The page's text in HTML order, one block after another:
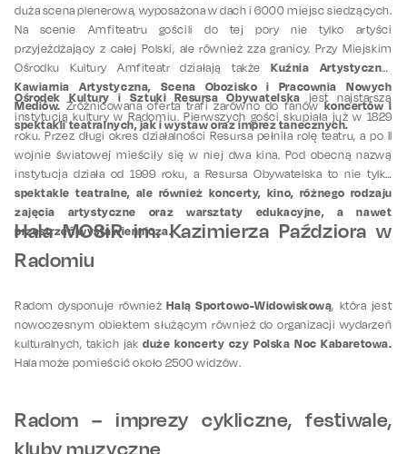
duża scena plenerowa, wyposażona w dach i 6000 miejsc siedzących.
Na scenie Amfiteatru gościli do tej pory nie tylko artyści
przyjeżdżający z całej Polski, ale również zza granicy. Przy Miejskim
Ośrodku Kultury Amfiteatr działają także Kuźnia Artystyczna,
Kawiarnia Artystyczna, Scena Obozisko i Pracownia Nowych
Mediów. Zróżnicowana oferta trafi zarówno do fanówkoncertów i
spektakli teatralnych, jak i wystaw oraz imprez tanecznych.
Ośrodek Kultury i Sztuki Resursa Obywatelska jest najstarszą
instytucją kultury w Radomiu. Pierwszych gości skupiała już w 1829
roku. Przez długi okres działalności Resursa pełniła rolę teatru, a po II
wojnie światowej mieściły się w niej dwa kina. Pod obecną nazwą
instytucja działa od 1999 roku, a Resursa Obywatelska to nie tylko
spektakle teatralne, ale również koncerty, kino, różnego rodzaju
zajęcia artystyczne oraz warsztaty edukacyjne, a nawet
przestrzeń wystawiennicza.
Hala MOSiR im. Kazimierza Paździora w
Radomiu
Radom dysponuje równieżHalą Sportowo-Widowiskową, która jest
nowoczesnym obiektem służącym również do organizacji wydarzeń
kulturalnych, takich jak duże koncerty czy Polska Noc Kabaretowa.
Hala może pomieścić około 2500 widzów.
Radom – imprezy cykliczne, festiwale,
kluby muzyczne